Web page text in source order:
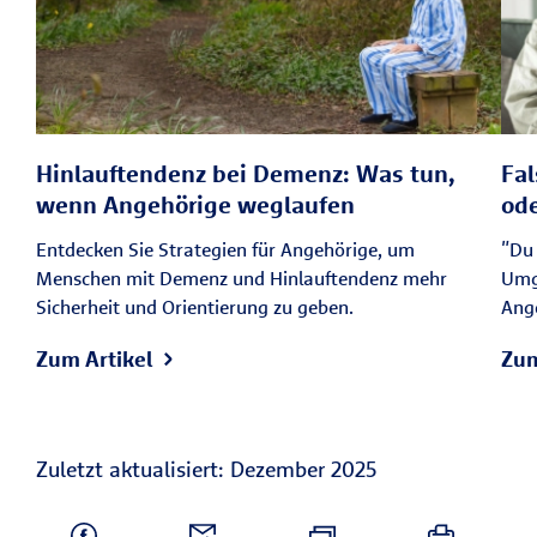
Angehörige können Sie
Beschäftigungsangeboten am besten
gerecht werden, indem Sie auf
Belastbarkeit, kognitive Möglichkeiten
und motorische Fähigkeiten achten – und
vor allem darauf, was Ihrem Angehörigen
guttut.
Hinlauftendenz bei Demenz: Was tun,
wenn Angehörige weglaufen
Entdecken Sie Strategien für Angehörige, um
Menschen mit Demenz und Hinlauftendenz mehr
Sicherheit und Orientierung zu geben.
Zum Artikel
Zuletzt aktualisiert: Dezember 2025